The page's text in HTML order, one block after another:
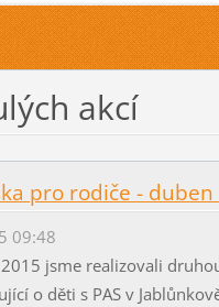
akcí
pro rodiče - duben
09:48
jsme realizovali
o děti s PAS v